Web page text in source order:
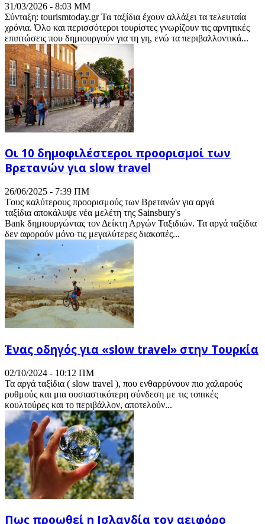
31/03/2026 - 8:03 ΜΜ
Σύνταξη: tourismtoday.gr Τα ταξίδια έχουν αλλάξει τα τελευταία
χρόνια. Όλο και περισσότεροι τουρίστες γνωρίζουν τις αρνητικές
επιπτώσεις που δημιουργούν για τη γη, ενώ τα περιβαλλοντικά...
Οι 10 δημοφιλέστεροι προορισμοί των
Βρετανών για slow travel
26/06/2025 - 7:39 ΠΜ
Tους καλύτερους προορισμούς των Βρετανών για αργά
ταξίδια αποκάλυψε νέα μελέτη της Sainsbury's
Bank δημιουργώντας τον Δείκτη Αργών Ταξιδιών. Τα αργά ταξίδια
δεν αφορούν μόνο τις μεγαλύτερες διακοπές...
Ένας οδηγός για «slow travel» στην Τουρκία
02/10/2024 - 10:12 ΠΜ
Τα αργά ταξίδια ( slow travel ), που ενθαρρύνουν πιο χαλαρούς
ρυθμούς και μια ουσιαστικότερη σύνδεση με τις τοπικές
κουλτούρες και το περιβάλλον, αποτελούν...
Πως προωθεί η Ισλανδία τον αειφόρο